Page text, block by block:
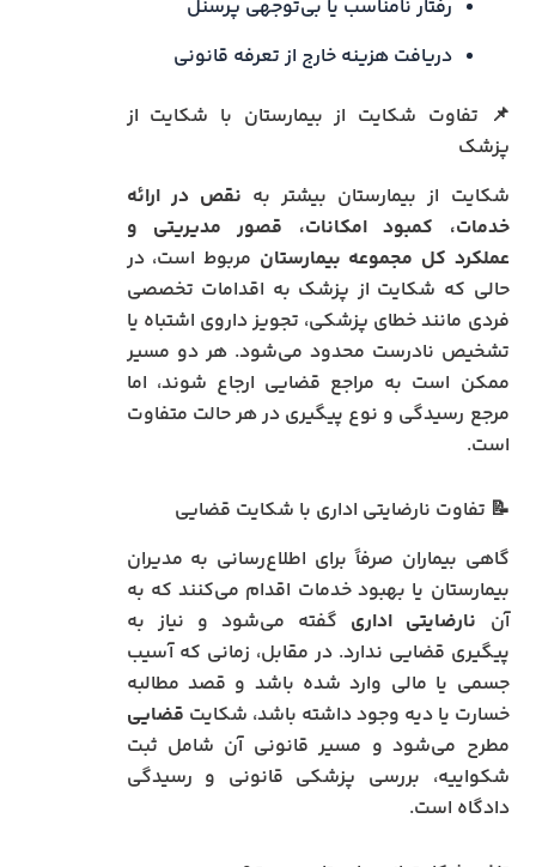
رفتار نامناسب یا بی‌توجهی پرسنل
دریافت هزینه خارج از تعرفه قانونی
📌 تفاوت شکایت از بیمارستان با شکایت از
پزشک
شکایت از بیمارستان بیشتر به نقص در ارائه
خدمات، کمبود امکانات، قصور مدیریتی و
عملکرد کل مجموعه بیمارستان مربوط است، در
حالی که شکایت از پزشک به اقدامات تخصصی
فردی مانند خطای پزشکی، تجویز داروی اشتباه یا
تشخیص نادرست محدود می‌شود. هر دو مسیر
ممکن است به مراجع قضایی ارجاع شوند، اما
مرجع رسیدگی و نوع پیگیری در هر حالت متفاوت
است.
📝 تفاوت نارضایتی اداری با شکایت قضایی
گاهی بیماران صرفاً برای اطلاع‌رسانی به مدیران
بیمارستان یا بهبود خدمات اقدام می‌کنند که به
آن نارضایتی اداری گفته می‌شود و نیاز به
پیگیری قضایی ندارد. در مقابل، زمانی که آسیب
جسمی یا مالی وارد شده باشد و قصد مطالبه
خسارت یا دیه وجود داشته باشد، شکایت قضایی
مطرح می‌شود و مسیر قانونی آن شامل ثبت
شکواییه، بررسی پزشکی قانونی و رسیدگی
دادگاه است.